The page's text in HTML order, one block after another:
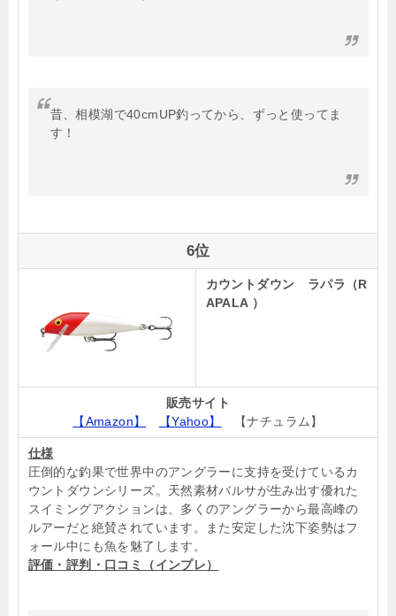
昔、相模湖で40cmUP釣ってから、ずっと使ってま
す！
6位
カウントダウン ラパラ（R
APALA ）
販売サイト
【Amazon】
【Yahoo】 【ナチュラム】
仕様
圧倒的な釣果で世界中のアングラーに支持を受けているカ
ウントダウンシリーズ。天然素材バルサが生み出す優れた
スイミングアクションは、多くのアングラーから最高峰の
ルアーだと絶賛されています。また安定した沈下姿勢はフ
ォール中にも魚を魅了します。
評価・評判・口コミ（インプレ）